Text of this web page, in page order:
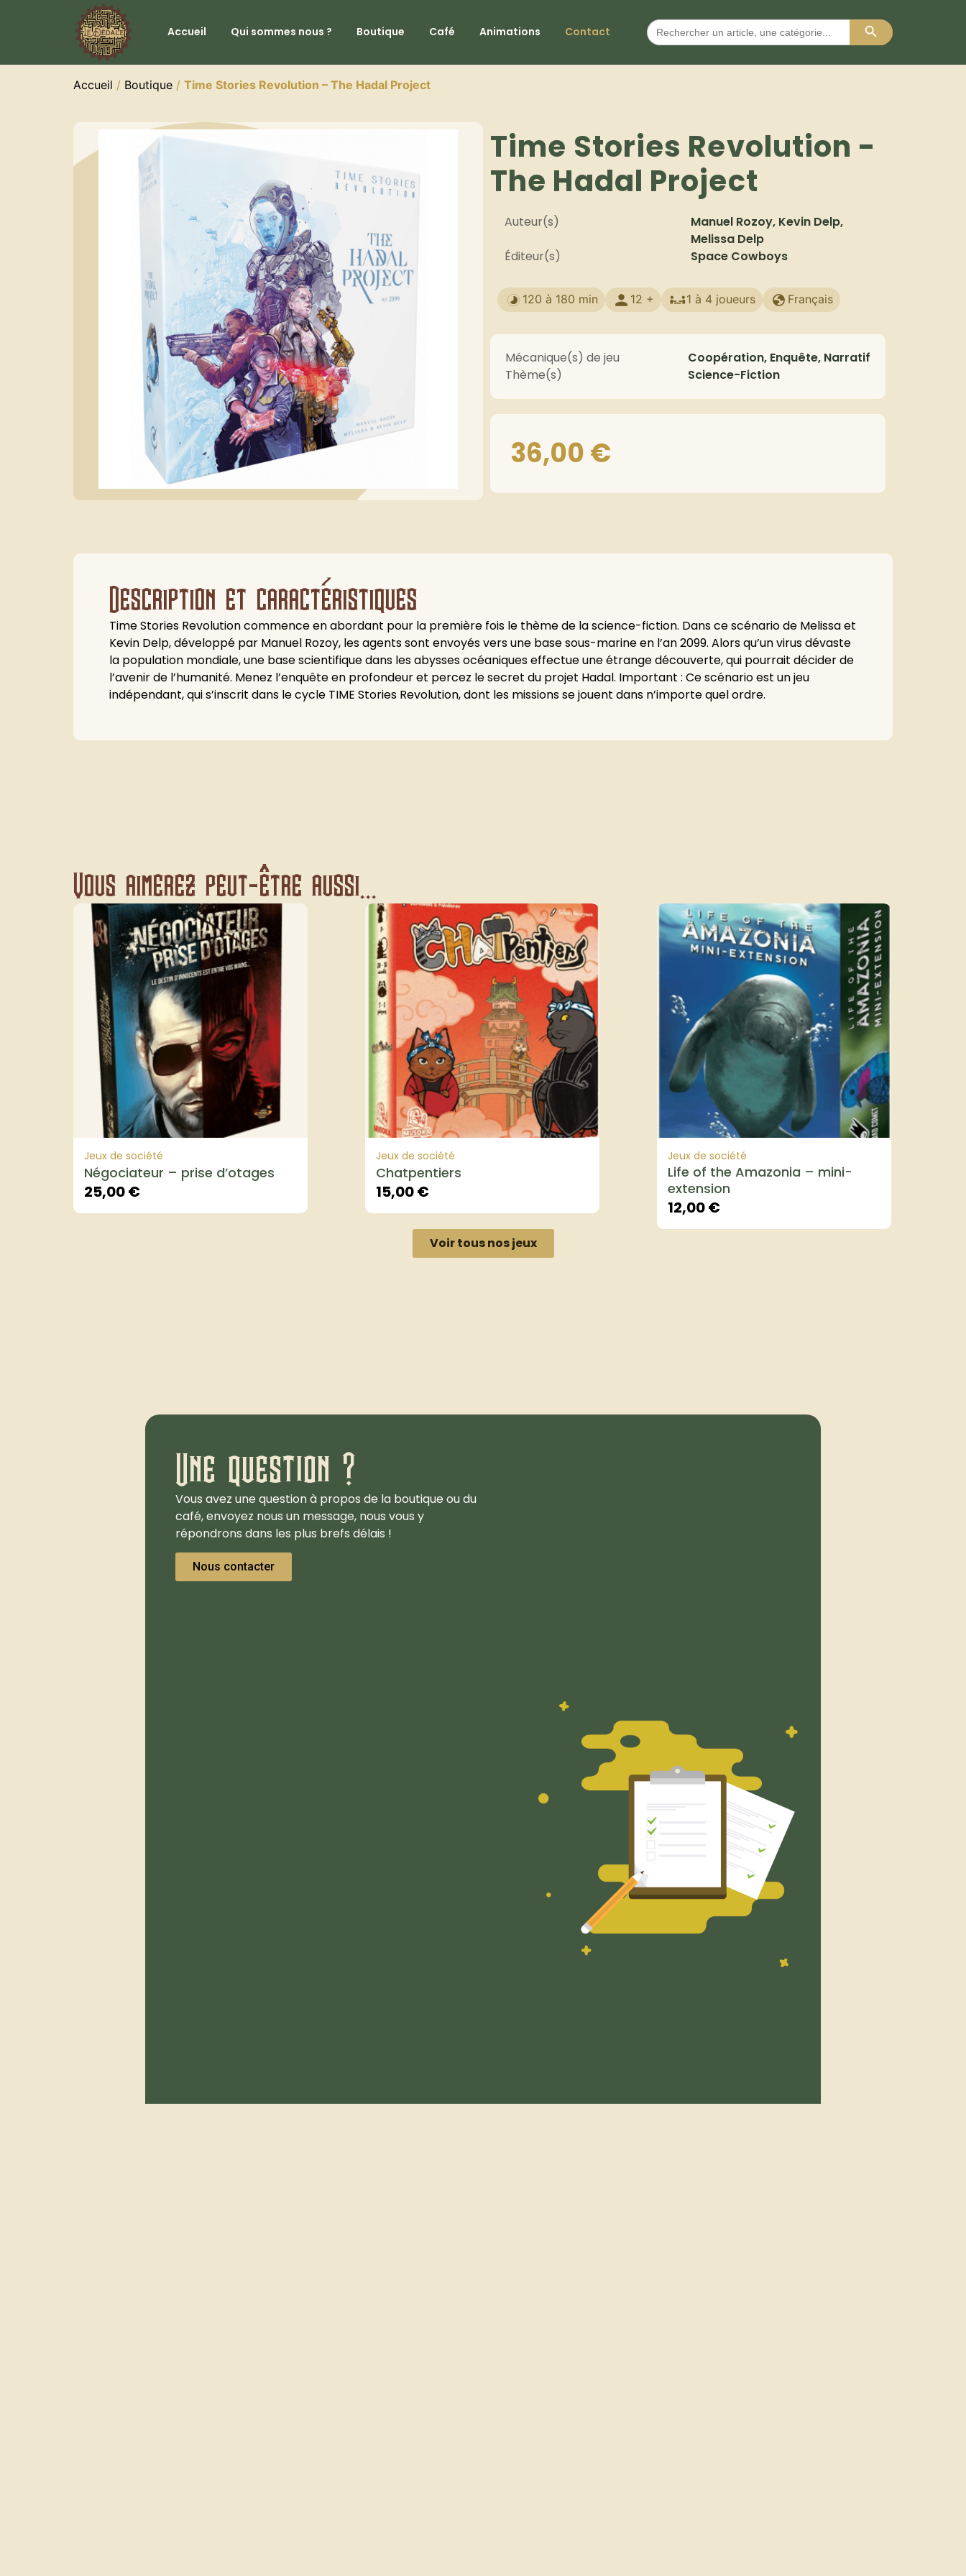
Accueil Qui sommes nous ? Boutique Café Animations Contact
Search
for:
Search Button
Accueil / Boutique / Time Stories Revolution – The Hadal Project
Time Stories Revolution -
The Hadal Project
Auteur(s)
Manuel Rozoy, Kevin Delp,
Melissa Delp
Éditeur(s)
Space Cowboys
120 à 180 min 12 + 1 à 4 joueurs Français
Mécanique(s) de jeu
Coopération, Enquête, Narratif
Thème(s)
Science-Fiction
36,00€
Description et caractéristiques
Time Stories Revolution commence en abordant pour la première fois le thème de la science-fiction. Dans ce scénario de Melissa et
Kevin Delp, développé par Manuel Rozoy, les agents sont envoyés vers une base sous-marine en l’an 2099. Alors qu’un virus dévaste
la population mondiale, une base scientifique dans les abysses océaniques effectue une étrange découverte, qui pourrait décider de
l’avenir de l’humanité. Menez l’enquête en profondeur et percez le secret du projet Hadal. Important : Ce scénario est un jeu
indépendant, qui s’inscrit dans le cycle TIME Stories Revolution, dont les missions se jouent dans n’importe quel ordre.
Vous aimerez peut-être aussi...
Jeux de société
Négociateur – prise d’otages
25,00€
Jeux de société
Chatpentiers
15,00€
Jeux de société
Life of the Amazonia – mini-
extension
12,00€
Voir tous nos jeux
Une question ?
Vous avez une question à propos de la boutique ou du
café, envoyez nous un message, nous vous y
répondrons dans les plus brefs délais !
Nous contacter